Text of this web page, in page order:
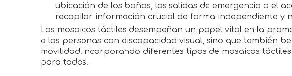
ubicación de los baños, las salidas de emergencia o el
recopilar información crucial de forma independiente y
Los mosaicos táctiles desempeñan un papel vital en la
a las personas con discapacidad visual, sino que también
movilidad.Incorporando diferentes tipos de mosaicos
para todos.